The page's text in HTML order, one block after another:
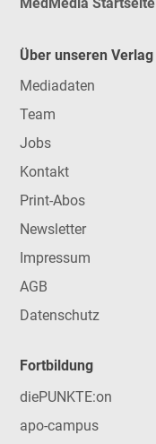
Über unseren Verlag
Mediadaten
Team
Jobs
Kontakt
Print-Abos
Newsletter
Impressum
AGB
Datenschutz
Fortbildung
diePUNKTE:on
apo-campus